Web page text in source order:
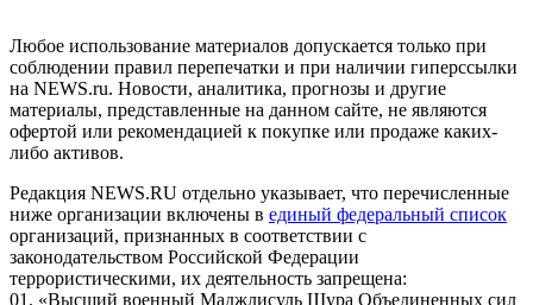
Любое использование материалов допускается только при
соблюдении правил перепечатки и при наличии гиперссылки
на NEWS.ru. Новости, аналитика, прогнозы и другие
материалы, представленные на данном сайте, не являются
офертой или рекомендацией к покупке или продаже каких-
либо активов.
Редакция NEWS.RU отдельно указывает, что перечисленные
ниже организации включены в единый федеральный список
организаций, признанных в соответствии с
законодательством Российской Федерации
террористическими, их деятельность запрещена:
01. «Высший военный Маджлисуль Шура Объединенных сил